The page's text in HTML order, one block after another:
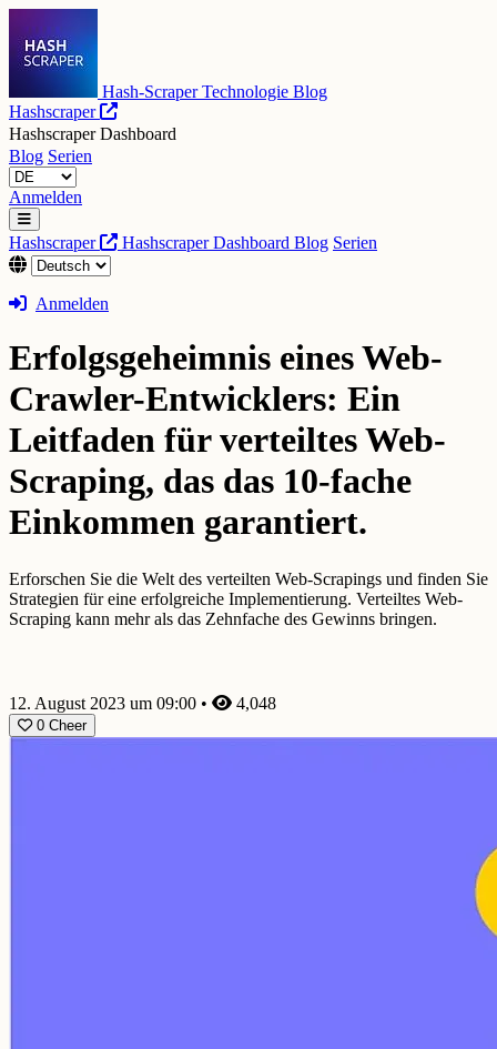
Hash-Scraper Technologie Blog
Hashscraper
Hashscraper Dashboard
Blog Serien
Anmelden
Hashscraper Hashscraper Dashboard Blog Serien
Anmelden
Erfolgsgeheimnis eines Web-
Crawler-Entwicklers: Ein
Leitfaden für verteiltes Web-
Scraping, das das 10-fache
Einkommen garantiert.
Erforschen Sie die Welt des verteilten Web-Scrapings und finden Sie
Strategien für eine erfolgreiche Implementierung. Verteiltes Web-
Scraping kann mehr als das Zehnfache des Gewinns bringen.
12. August 2023 um 09:00 • 4,048
0 Cheer